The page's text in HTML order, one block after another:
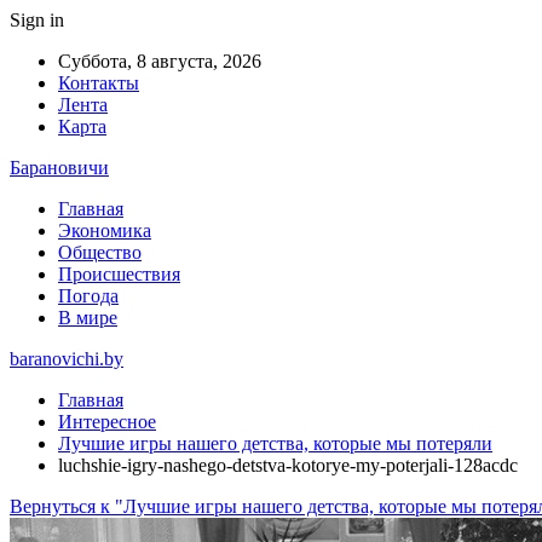
Sign in
Суббота, 8 августа, 2026
Контакты
Лента
Карта
Барановичи
Главная
Экономика
Общество
Происшествия
Погода
В мире
baranovichi.by
Главная
Интересное
Лучшие игры нашего детства, которые мы потеряли
luchshie-igry-nashego-detstva-kotorye-my-poterjali-128acdc
Вернуться к "Лучшие игры нашего детства, которые мы